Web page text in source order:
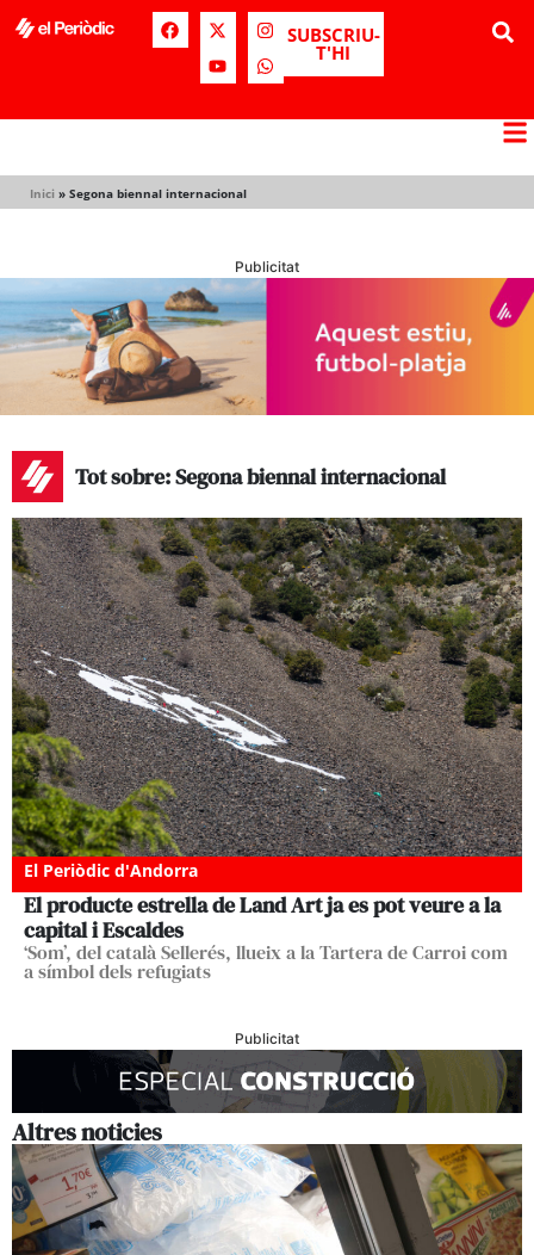
SUBSCRIU-
T'HI
Inici » Segona biennal internacional
Publicitat
Tot sobre: Segona biennal internacional
El Periòdic d'Andorra
El producte estrella de Land Art ja es pot veure a la
capital i Escaldes
‘Som’, del català Sellerés, llueix a la Tartera de Carroi com
a símbol dels refugiats
Publicitat
Altres noticies